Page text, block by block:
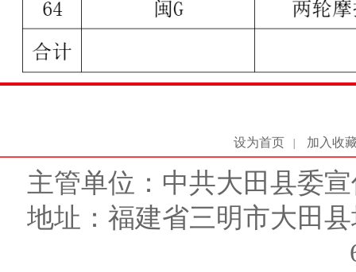
设为首页 加入收
主管单位：中共大田县委
地址：福建省三明市大田